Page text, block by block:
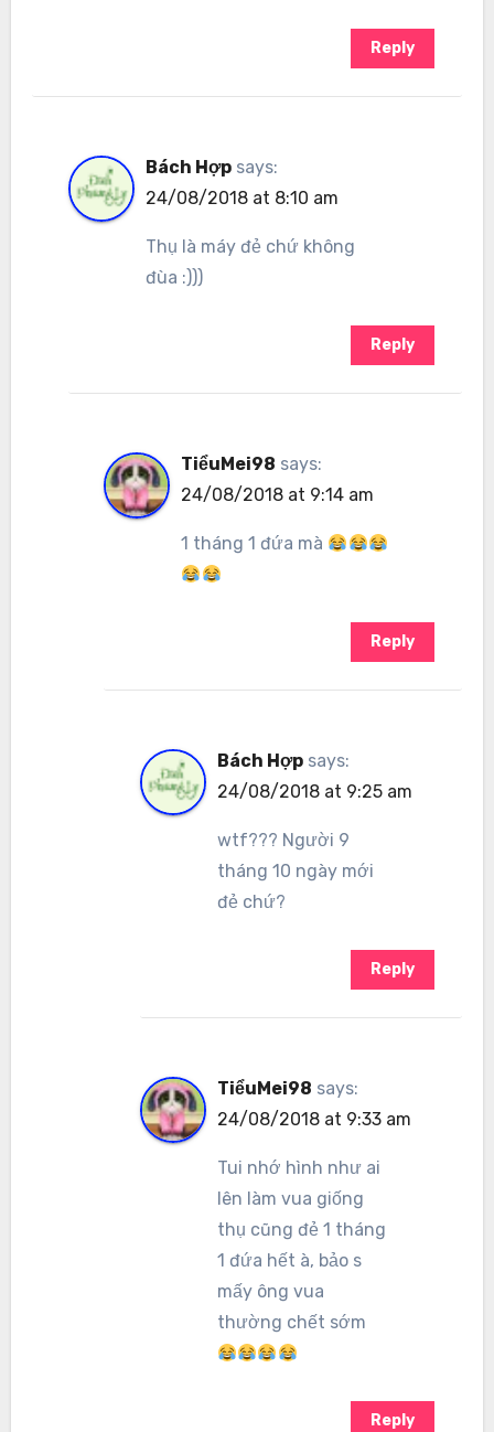
Reply
Bách Hợp says:
24/08/2018 at 8:10 am
Thụ là máy đẻ chứ không
đùa :)))
Reply
TiểuMei98 says:
24/08/2018 at 9:14 am
1 tháng 1 đứa mà
Reply
Bách Hợp says:
24/08/2018 at 9:25 am
wtf??? Người 9
tháng 10 ngày mới
đẻ chứ?
Reply
TiểuMei98 says:
24/08/2018 at 9:33 am
Tui nhớ hình như ai
lên làm vua giống
thụ cũng đẻ 1 tháng
1 đứa hết à, bảo s
mấy ông vua
thường chết sớm
Reply